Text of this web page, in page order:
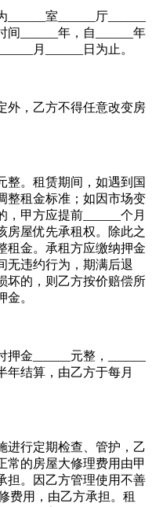
室______厅______
______年，自______年
月______日为止。
外，乙方不得任意改变房
整。租赁期间，如遇到国
整租金标准；如因市场变
甲方应提前______个月
房屋优先承租权。除此之
租金。承租方应缴纳押金
无违约行为，期满后退
坏的，则乙方按价赔偿所
。
金______元整，______
年结算，由乙方于每月
进行定期检查、管护，乙
常的房屋大修理费用由甲
担。因乙方管理使用不善
费用，由乙方承担。租